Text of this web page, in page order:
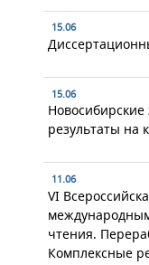
15.06
15.06
Новосибирские
результаты на
11.06
VI
чтения.
Комплексные